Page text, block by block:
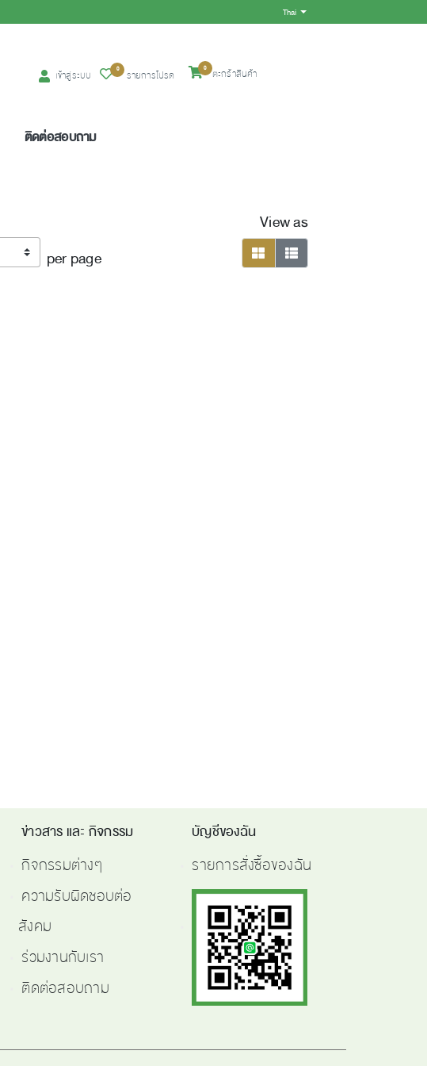
Thai
Toggle Dropdown
เข้าสู่ระบบ รายการโปรด
0 ตะกร้าสินค้า
0
ติดต่อสอบถาม
per page
View as
viewmode gridviewmode list
ข่าวสาร และ กิจกรรม
กิจกรรมต่างๆ
ความรับผิดชอบต่อ
สังคม
ร่วมงานกับเรา
ติดต่อสอบถาม
บัญชีของฉัน
รายการสั่งซื้อของฉัน